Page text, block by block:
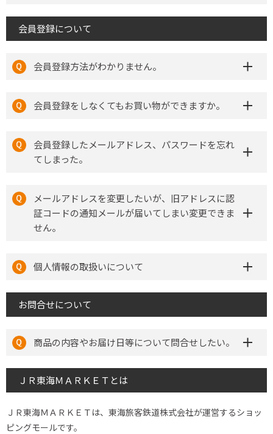
会員登録について
会員登録方法がわかりません。
会員登録をしなくてもお買い物ができますか。
会員登録したメールアドレス、パスワードを忘れ
てしまった。
メールアドレスを変更したいが、旧アドレスに認
証コードの通知メールが届いてしまい変更できま
せん。
個人情報の取扱いについて
お問合せについて
商品の内容やお届け日等について問合せしたい。
ＪＲ東海ＭＡＲＫＥＴとは
ＪＲ東海ＭＡＲＫＥＴは、東海旅客鉄道株式会社が運営するショッ
ピングモールです。